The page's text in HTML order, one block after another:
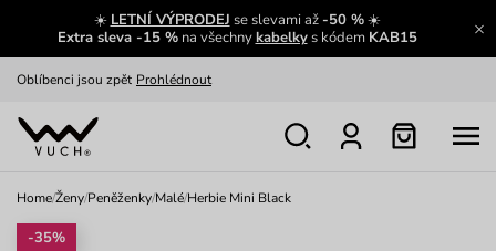
☀️ LETNÍ VÝPRODEJ se slevami až -50 %☀️
Extra sleva -15 %na všechnykabelkys kódem KAB15
Výměna a vrácení zdarma Zobrazit
Oblíbenci jsou zpět Prohlédnout
Home/Ženy/Peněženky/Malé/Herbie Mini Black
-35%